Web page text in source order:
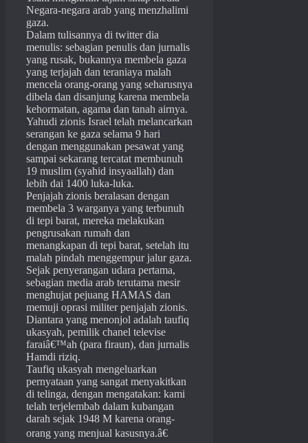
Negara-negara arab yang menzhalimi
gaza.
Dalam tulisannya di twitter dia
menulis: sebagian penulis dan jurnalis
yang rusak, bukannya membela gaza
yang terjajah dan teraniaya malah
mencela orang-orang yang seharusnya
dibela dan disanjung karena membela
kehormatan, agama dan tanah airnya.
Yahudi zionis Israel telah melancarkan
serangan ke gaza selama 9 hari
dengan menggunakan pesawat yang
sampai sekarang tercatat membunuh
19 muslim (syahid insyaallah) dan
lebih dai 1400 luka-luka.
Penjajah zionis beralasan dengan
membela 3 warganya yang terbunuh
di tepi barat, mereka melakukan
pengrusakan rumah dan
menangkapan di tepi barat, setelah itu
malah pindah menggempur jalur gaza.
Sejak penyerangan udara pertama,
sebagian media arab terutama mesir
menghujat pejuang HAMAS dan
memuji oprasi militer penjajah zionis.
Diantara yang menonjol adalah taufiq
ukasyah, pemilik chanel televise
faraiâ€™ah (para firaun), dan jurnalis
Hamdi riziq.
Taufiq ukasyah mengeluarkan
pernyataan yang sangat menyakitkan
di telinga, dengan mengatakan: kami
telah terjelembab dalam kubangan
darah sejak 1948 M karena orang-
orang yang menjual kasusnya.â€